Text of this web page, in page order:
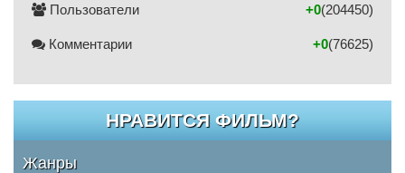
Пользователи (204450)
+0
Комментарии (76625)
+0
НРАВИТСЯ ФИЛЬМ?
Жанры